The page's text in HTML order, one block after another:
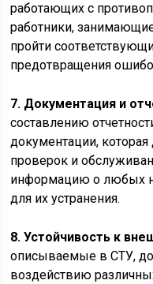
работающих с
работники,
пройти
предотвращения
7. Документация и
составлению
документации,
проверок и
информацию о любых
для их устранения.
8. Устойчивость к
описываемые в СТУ,
воздействию